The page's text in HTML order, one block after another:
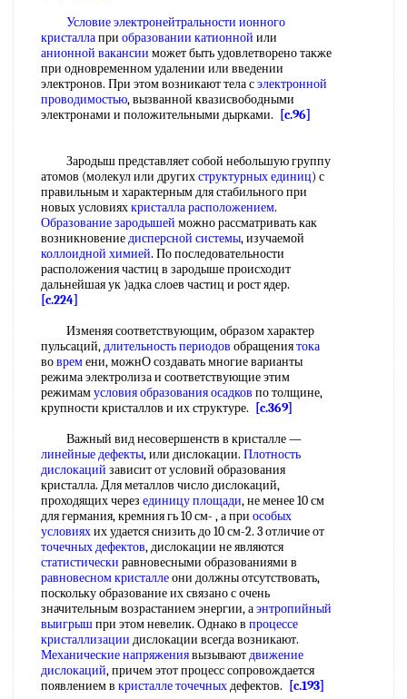
Условие электронейтральности ионного
кристаллапри образовании катионной или
анионной вакансии может быть удовлетворено также
при одновременном удалении или введении
электронов. При этом возникают тела сэлектронной
проводимостью, вызванной квазисвободными
электронами и положительными дырками.
[c.96]
Зародыш представляет собой небольшую группу
атомов (молекул или другихструктурных единиц) с
правильным и характерным для стабильного при
новых условияхкристалла расположением.
Образование зародышей можно рассматривать как
возникновениедисперсной системы, изучаемой
коллоидной химией. По последовательности
расположения частиц в зародыше происходит
дальнейшая ук )адка слоев частиц и рост ядер.
[c.224]
Изменяя соответствующим, образом характер
пульсаций,длительность периодов обращениятока
вовремени, можнО создавать многие варианты
режима электролиза и соответствующие этим
режимамусловия образования осадков по толщине,
крупности кристаллов и их структуре.
[c.369]
Важный вид несовершенств в кристалле —
линейные дефекты, или дислокации. Плотность
дислокаций зависит от условий образования
кристалла. Для металлов число дислокаций,
проходящих через единицу площади, не менее 10 см
для германия, кремния гь 10 см- , а при особых
условияхих удается снизить до 10 см-2. 3 отличие от
точечных дефектов, дислокации не являются
статистически равновесными образованиями в
равновесном кристаллеони должны отсутствовать,
поскольку образование их связано с очень
значительным возрастанием энергии, аэнтропийный
выигрышпри этом невелик. Однако в процессе
кристаллизации дислокации всегда возникают.
Механические напряжениявызываютдвижение
дислокаций, причем этот процесс сопровождается
появлением в кристалле точечныхдефектов.
[c.193]